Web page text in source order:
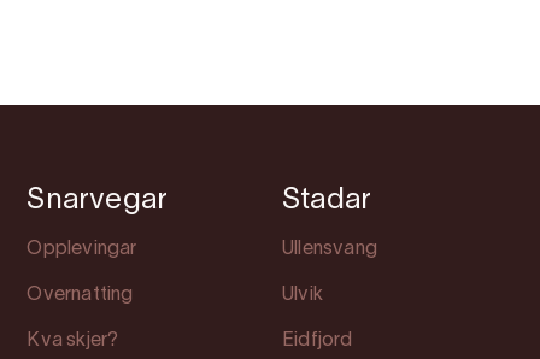
Snarvegar
Opplevingar
Overnatting
Kva skjer?
Stadar
Ullensvang
Ulvik
Eidfjord